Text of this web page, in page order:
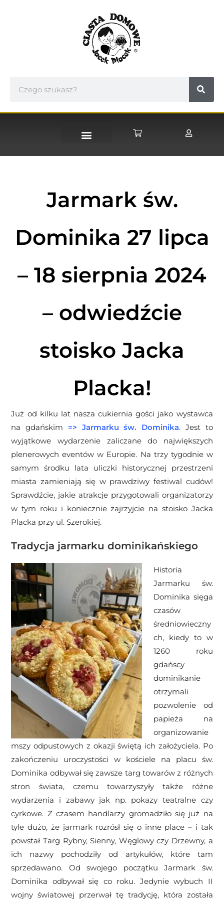
Jarmark św.
Dominika 27 lipca
– 18 sierpnia 2024
– odwiedźcie
stoisko Jacka
Placka!
Już od kilku lat nasza cukiernia gości jako wystawca
na gdańskim => Jarmarku św. Dominika. Jest to
wyjątkowe wydarzenie zaliczane do największych
plenerowych eventów w Europie. Na trzy tygodnie w
samym środku lata uliczki historycznej przestrzeni
miasta zamieniają się w prawdziwy festiwal cudów!
Sprawdźcie, jakie atrakcje przygotowali organizatorzy
w tym roku i koniecznie zajrzyjcie na stoisko Jacka
Placka przy ul. Szerokiej.
Tradycja jarmarku dominikańskiego
Historia
Jarmarku św.
Dominika sięga
czasów
średniowieczny
ch, kiedy to w
1260 roku
gdańscy
dominikanie
otrzymali
pozwolenie od
papieża na
organizowanie
mszy odpustowych z okazji świętą ich założyciela. Po
zakończeniu uroczystości w kościele na placu św.
Dominika odbywał się zawsze targ towarów z różnych
stron świata, czemu towarzyszyły także różne
wydarzenia i zabawy jak np. pokazy teatralne czy
cyrkowe. Z czasem handlarzy gromadziło się już na
tyle dużo, że jarmark rozrósł się o inne place – i tak
powstał Targ Rybny, Sienny, Węglowy czy Drzewny, a
ich nazwy pochodziły od artykułów, które tam
sprzedawano. Od swojego początku Jarmark św.
Dominika odbywał się co roku. Jedynie wybuch II
wojny światowej przerwał tę tradycję, która została